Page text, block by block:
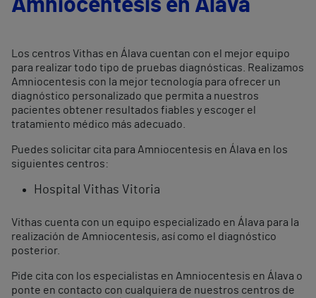
Amniocentesis en Álava
Los centros Vithas en Álava cuentan con el mejor equipo
para realizar todo tipo de pruebas diagnósticas. Realizamos
Amniocentesis con la mejor tecnología para ofrecer un
diagnóstico personalizado que permita a nuestros
pacientes obtener resultados fiables y escoger el
tratamiento médico más adecuado.
Puedes solicitar cita para Amniocentesis en Álava en los
siguientes centros:
Hospital Vithas Vitoria
Vithas cuenta con un equipo especializado en Álava para la
realización de Amniocentesis, así como el diagnóstico
posterior.
Pide cita con los especialistas en Amniocentesis en Álava o
ponte en contacto con cualquiera de nuestros centros de